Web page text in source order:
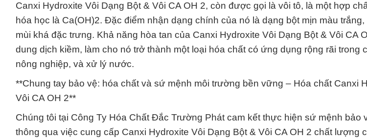
Canxi Hydroxite Vôi Dạng Bột & Vôi CA OH 2, còn được gọi là vôi tô, là một hợp
hóa học là Ca(OH)2. Đặc điểm nhận dạng chính của nó là dạng bột mịn màu
mùi khá đặc trưng. Khả năng hòa tan của Canxi Hydroxite Vôi Dạng Bột & Vôi CA
dung dịch kiềm, làm cho nó trở thành một loại hóa chất có ứng dụng rộng rãi trong
nông nghiệp, và xử lý nước.
**Chung tay bảo vệ: hóa chất và sứ mệnh môi trường bền vững – Hóa chất Canxi
Vôi CA OH 2**
Chúng tôi tại Công Ty Hóa Chất Đắc Trường Phát cam kết thực hiện sứ mệnh bảo
thông qua việc cung cấp Canxi Hydroxite Vôi Dạng Bột & Vôi CA OH 2 chất lượng